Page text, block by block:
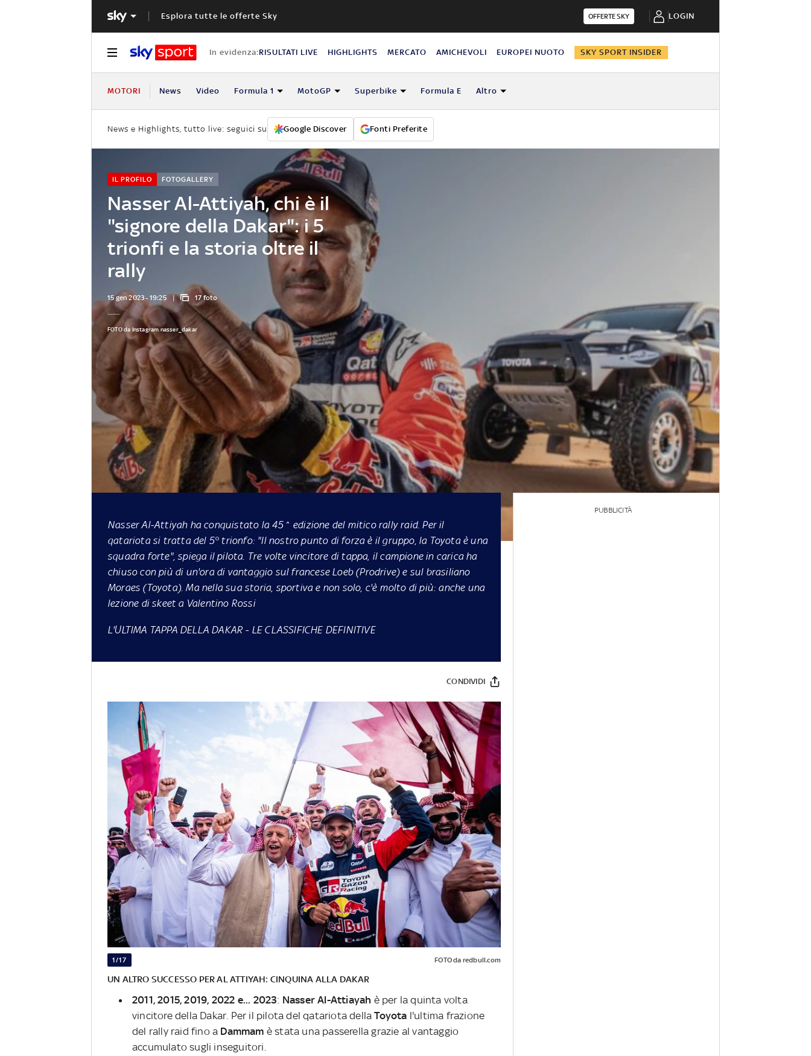
Esplora tutte le offerte Sky OFFERTE SKY LOGIN
In evidenza:RISULTATI LIVE HIGHLIGHTS MERCATO AMICHEVOLI EUROPEI NUOTO SKY SPORT INSIDER
MOTORI News Video Formula 1 MotoGP Superbike Formula E Altro
News e Highlights, tutto live: seguici su Google Discover Fonti Preferite
Nasser Al-Attiyah, chi è il
"signore della Dakar": i 5
trionfi e la storia oltre il
rally
IL PROFILO FOTOGALLERY
15 gen 2023 - 19:25 17 foto
FOTO da Instagram nasser_dakar
Nasser Al-Attiyah ha conquistato la 45^ edizione del mitico rally raid. Per il
qatariota si tratta del 5° trionfo: "Il nostro punto di forza è il gruppo, la Toyota è una
squadra forte", spiega il pilota. Tre volte vincitore di tappa, il campione in carica ha
chiuso con più di un'ora di vantaggio sul francese Loeb (Prodrive) e sul brasiliano
Moraes (Toyota). Ma nella sua storia, sportiva e non solo, c'è molto di più: anche una
lezione di skeet a Valentino Rossi
L'ULTIMA TAPPA DELLA DAKAR - LE CLASSIFICHE DEFINITIVE
CONDIVIDI
1/17 FOTO da redbull.com
UN ALTRO SUCCESSO PER AL ATTIYAH: CINQUINA ALLA DAKAR
2011, 2015, 2019, 2022 e... 2023: Nasser Al-Attiayah è per la quinta volta
vincitore della Dakar. Per il pilota del qatariota dellaToyota l'ultima frazione
del rally raid fino a Dammam è stata una passerella grazie al vantaggio
accumulato sugli inseguitori.
PUBBLICITÀ